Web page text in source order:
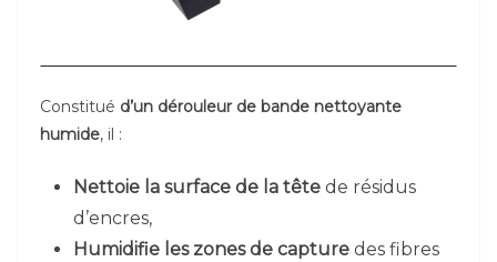
Constitué d’un dérouleur de bande nettoyante
humide, il :
Nettoie la surface de la tête de résidus
d’encres,
Humidifie les zones de capture des fibres